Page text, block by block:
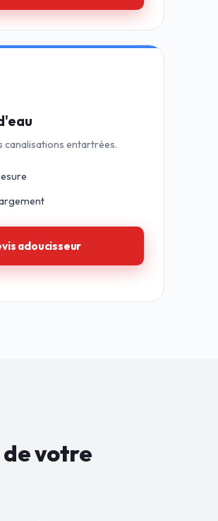
canalisations entartrées.
adoucisseur
votre